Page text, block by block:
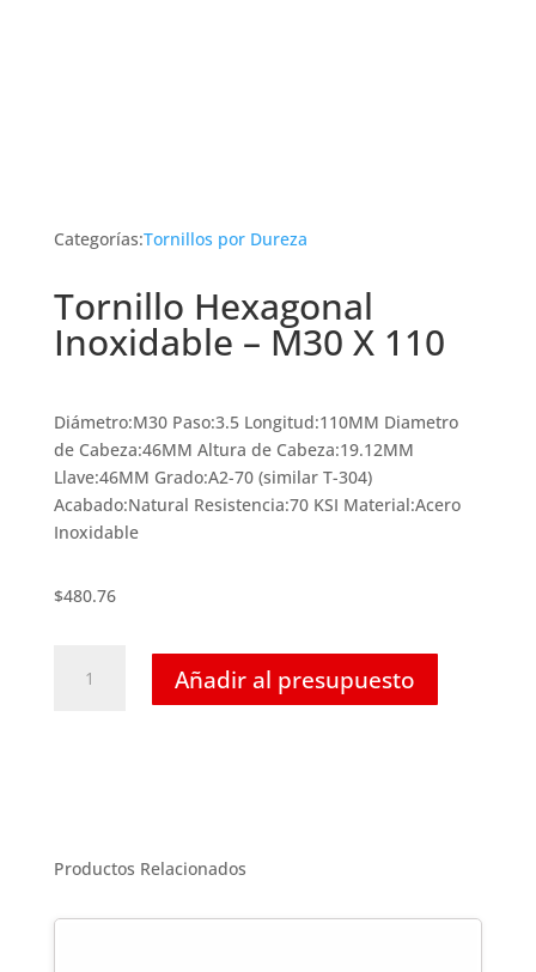
Categorías:Tornillos por Dureza
Tornillo Hexagonal
Inoxidable – M30 X 110
Diámetro:M30 Paso:3.5 Longitud:110MM Diametro
de Cabeza:46MM Altura de Cabeza:19.12MM
Llave:46MM Grado:A2-70 (similar T-304)
Acabado:Natural Resistencia:70 KSI Material:Acero
Inoxidable
$480.76
Hexagonal
Añadir al presupuesto
Productos Relacionados